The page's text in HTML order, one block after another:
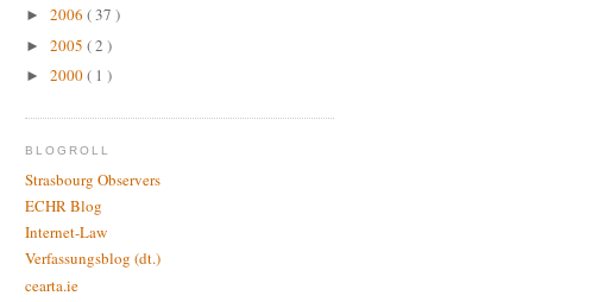
► 2006 ( 37 )
► 2005 ( 2 )
► 2000( 1 )
BLOGROLL
Strasbourg Observers
ECHR Blog
Internet-Law
Verfassungsblog (dt.)
cearta.ie